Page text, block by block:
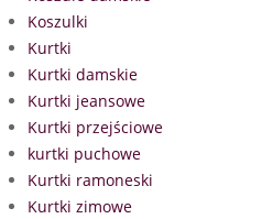
Koszulki
Kurtki
Kurtki damskie
Kurtki jeansowe
Kurtki przejściowe
kurtki puchowe
Kurtki ramoneski
Kurtki zimowe